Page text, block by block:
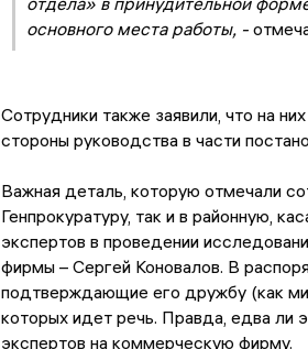
основного места работы, -
Сотрудники также заявили, что на
стороны руководства в части
Важная деталь, которую отмечали
Генпрокуратуру, так и в районную,
экспертов в проведении
фирмы – Сергей Коновалов. В
подтверждающие его дружбу (как
которых идет речь. Правда, едва ли
экспертов на коммерческую фирму.